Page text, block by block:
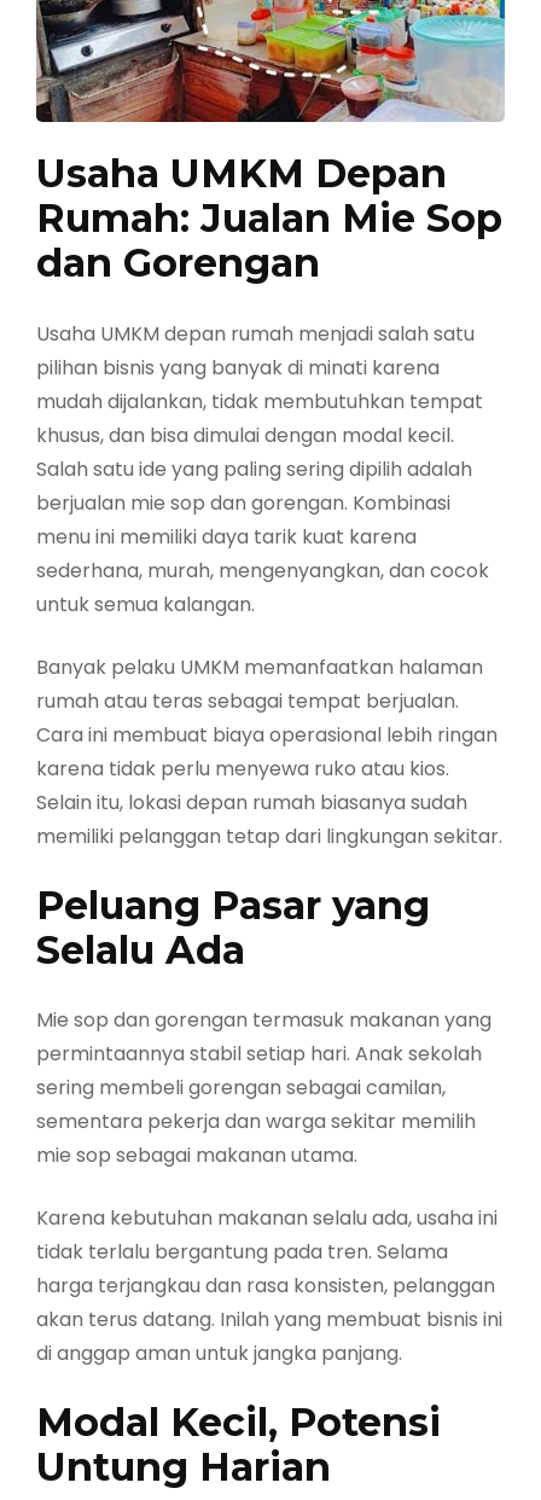
Usaha UMKM Depan
Rumah: Jualan Mie Sop
dan Gorengan
Usaha UMKM depan rumah menjadi salah satu
pilihan bisnis yang banyak di minati karena
mudah dijalankan, tidak membutuhkan tempat
khusus, dan bisa dimulai dengan modal kecil.
Salah satu ide yang paling sering dipilih adalah
berjualan mie sop dan gorengan. Kombinasi
menu ini memiliki daya tarik kuat karena
sederhana, murah, mengenyangkan, dan cocok
untuk semua kalangan.
Banyak pelaku UMKM memanfaatkan halaman
rumah atau teras sebagai tempat berjualan.
Cara ini membuat biaya operasional lebih ringan
karena tidak perlu menyewa ruko atau kios.
Selain itu, lokasi depan rumah biasanya sudah
memiliki pelanggan tetap dari lingkungan sekitar.
Peluang Pasar yang
Selalu Ada
Mie sop dan gorengan termasuk makanan yang
permintaannya stabil setiap hari. Anak sekolah
sering membeli gorengan sebagai camilan,
sementara pekerja dan warga sekitar memilih
mie sop sebagai makanan utama.
Karena kebutuhan makanan selalu ada, usaha ini
tidak terlalu bergantung pada tren. Selama
harga terjangkau dan rasa konsisten, pelanggan
akan terus datang. Inilah yang membuat bisnis ini
di anggap aman untuk jangka panjang.
Modal Kecil, Potensi
Untung Harian